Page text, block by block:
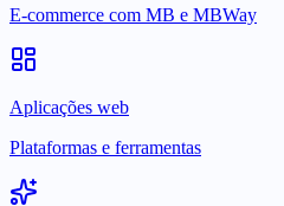
E-commerce com MB e MBWay
Aplicações web
Plataformas e ferramentas